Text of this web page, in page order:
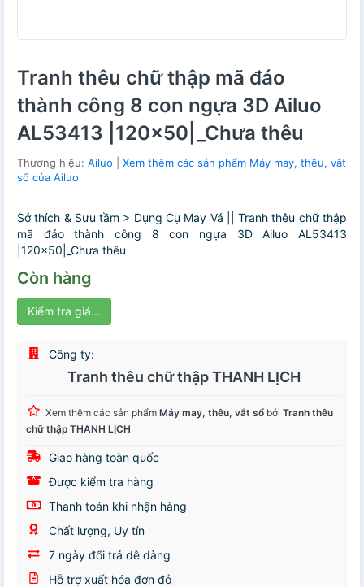
Tranh thêu chữ thập mã đáo
thành công 8 con ngựa 3D Ailuo
AL53413 |120x50|_Chưa thêu
Thương hiệu: Ailuo
Xem thêm các sản phẩm Máy may, thêu, vắt
sổ của Ailuo
Sở thích & Sưu tầm > Dụng Cụ May Vá || Tranh thêu chữ thập
mã đáo thành công 8 con ngựa 3D Ailuo AL53413
|120x50|_Chưa thêu
Còn hàng
Kiểm tra giá...
Công ty:
Tranh thêu chữ thập THANH LỊCH
Xem thêm các sản phẩm Máy may, thêu, vắt sổ bởi Tranh thêu
chữ thập THANH LỊCH
Giao hàng toàn quốc
Được kiểm tra hàng
Thanh toán khi nhận hàng
Chất lượng, Uy tín
7 ngày đổi trả dễ dàng
Hỗ trợ xuất hóa đơn đỏ